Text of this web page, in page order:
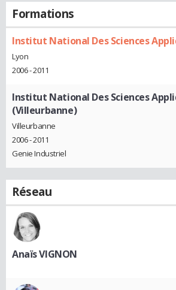
Formations
Institut National Des Sciences
Lyon
2006 - 2011
Institut National Des Sciences
(Villeurbanne)
Villeurbanne
2006 - 2011
Genie Industriel
Réseau
Anaïs VIGNON